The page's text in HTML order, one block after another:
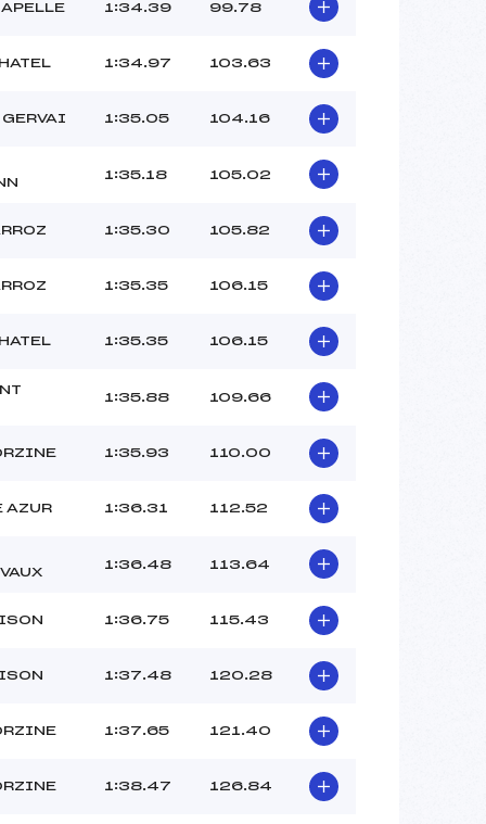
1:34.39 99.78
1:34.97 103.63
1:35.05 104.16
1:35.18 105.02
1:35.30 105.82
1:35.35 106.15
1:35.35 106.15
1:35.88 109.66
1:35.93 110.00
AZUR 1:36.31 112.52
1:36.48 113.64
1:36.75 115.43
1:37.48 120.28
1:37.65 121.40
1:38.47 126.84